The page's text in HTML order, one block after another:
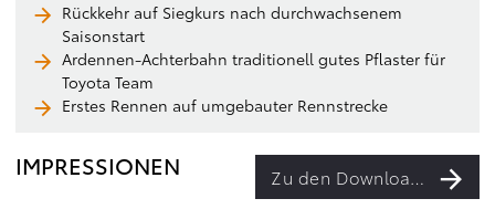
Rückkehr auf Siegkurs nach durchwachsenem
Saisonstart
Ardennen-Achterbahn traditionell gutes Pflaster für
Toyota Team
Erstes Rennen auf umgebauter Rennstrecke
IMPRESSIONEN Zu den Downloads